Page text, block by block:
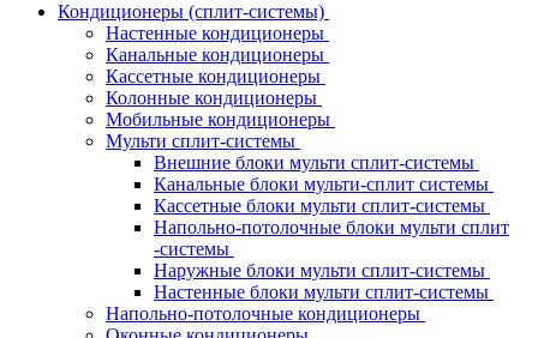
Кондиционеры (сплит-системы)
Настенные кондиционеры
Канальные кондиционеры
Кассетные кондиционеры
Колонные кондиционеры
Мобильные кондиционеры
Мульти сплит-системы
Внешние блоки мульти сплит-системы
Канальные блоки мульти-сплит системы
Кассетные блоки мульти сплит-системы
Напольно-потолочные блоки мульти сплит
-системы
Наружные блоки мульти сплит-системы
Настенные блоки мульти сплит-системы
Напольно-потолочные кондиционеры